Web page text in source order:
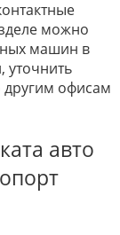
можно
машин в
уточнить
офисам
авто